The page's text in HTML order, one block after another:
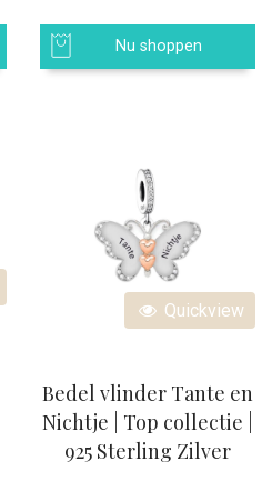
Nu shoppen
Quickview
Bedel vlinder Tante en
Nichtje | Top collectie |
925 Sterling Zilver